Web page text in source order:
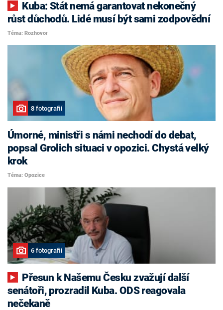
růst důchodů. Lidé musí být sami zodpovědní
Téma: Rozhovor
8 fotografií
Úmorné, ministři s námi nechodí do debat,
popsal Grolich situaci v opozici. Chystá velký
krok
Téma: Opozice
6 fotografií
senátoři, prozradil Kuba. ODS reagovala
nečekaně